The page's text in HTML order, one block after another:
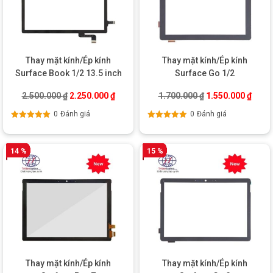
Thay mặt kính/Ép kính
Surface Book 1/2 13.5 inch
2.500.000₫ Giá gốc là: 2.500.000 ₫.
2.250.000₫Giá hiện tại là: 2.250.000 ₫.
0 Đánh giá
Thay mặt kính/Ép kính
Surface Go 1/2
1.700.000₫ Giá gốc là:
1.550.000₫Giá
0 Đánh giá
14 %
Thay mặt kính/Ép kính
15 %
Thay mặt kính/Ép kính